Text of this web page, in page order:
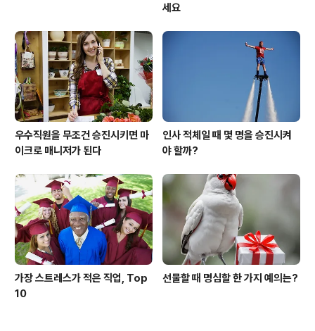
세요
우수직원을 무조건 승진시키면 마
이크로 매니저가 된다
인사 적체일 때 몇 명을 승진시켜
야 할까?
가장 스트레스가 적은 직업, Top
10
선물할 때 명심할 한 가지 예의는?